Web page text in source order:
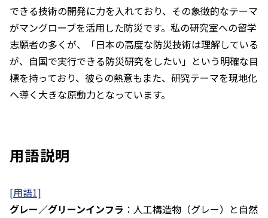
できる技術の開発に力を入れており、その象徴的なテーマ
がマングローブを活用した防災です。私の研究室への留学
志願者の多くが、「日本の高度な防災技術は理解している
が、自国で実行できる防災研究をしたい」という明確な目
標を持っており、彼らの熱意もまた、研究テーマを現地化
へ導く大きな原動力となっています。
用語説明
[用語1]
グレー／グリーンインフラ ：人工構造物（グレー）と自然